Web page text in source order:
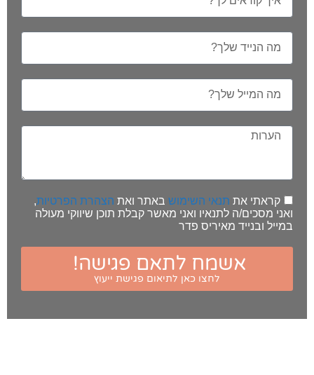
קראתי את תנאי השימוש באתר ואת הצהרת הפרטיות,
ואני מסכים/ה לתנאיו ואני מאשר קבלת תוכן שיווקי מעולה
במייל ובנייד מאיריס פדר
אשמח לתאם פגישה!
לחצו כאן לתיאום פגישת ייעוץ